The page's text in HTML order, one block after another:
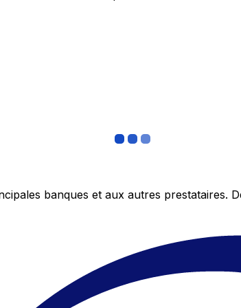
banques et aux autres prestataires.